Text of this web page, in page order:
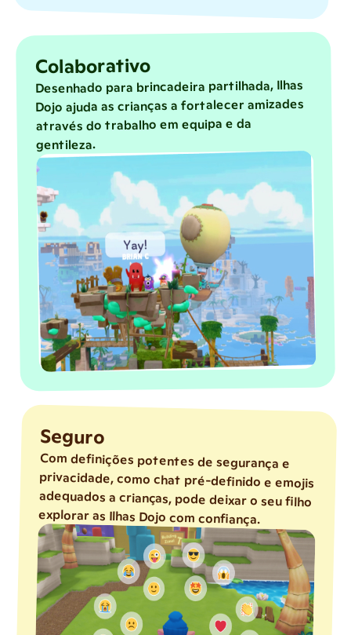
Colaborativo
Desenhado para brincadeira partilhada, Ilhas
Dojo ajuda as crianças a fortalecer amizades
através do trabalho em equipa e da
gentileza.
Seguro
Com definições potentes de segurança e
privacidade, como chat pré-definido e emojis
adequados a crianças, pode deixar o seu filho
explorar as Ilhas Dojo com confiança.